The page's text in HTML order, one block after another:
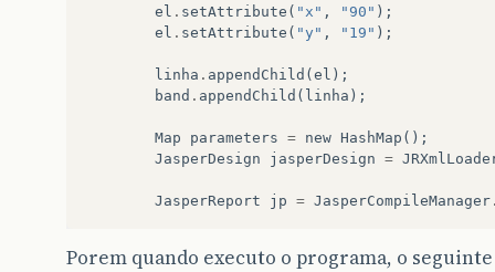
el . setAttribute ( "x" , "90" );
el . setAttribute ( "y" , "19" );
linha . appendChild ( el );
band . appendChild ( linha );
Map parameters = new HashMap ();
JasperDesign
jasperDesign =
JasperReport jp = JasperCompileManager
Porem quando executo o programa, o